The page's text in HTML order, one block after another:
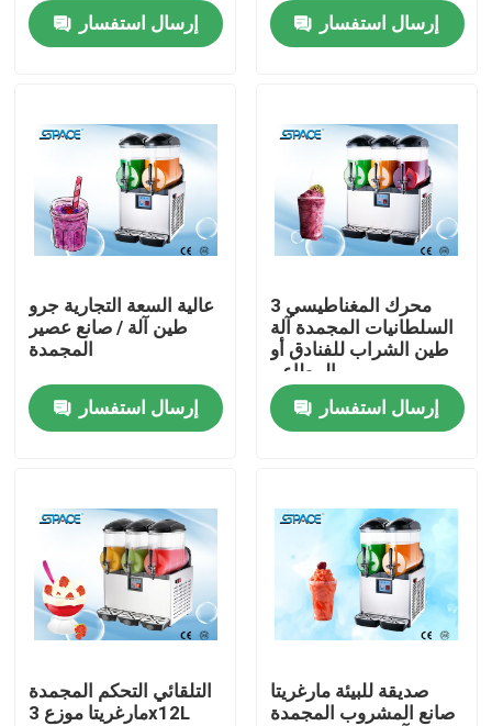
إتصال
المنتجات
الجدول الأعلى آلة الآيس كريم
آلة الآيس كريم التجارية
آلة طين الشراب المجمدة
آلة اللبن الزبادي
آلة الآيس كريم الزبادي
إرسال استفسار
إرسال استفسار
عالية السعة التجارية جرو
طين آلة / صانع عصير
المجمدة
إرسال استفسار
محرك المغناطيسي 3
السلطانيات المجمدة آلة
طين الشراب للفنادق أو
المطاعم
إرسال استفسار
التلقائي التحكم المجمدة
مارغريتا موزع 3x12L
صديقة للبيئة مارغريتا
صانع المشروب المجمدة